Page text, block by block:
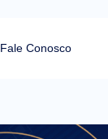
Fale Conosco